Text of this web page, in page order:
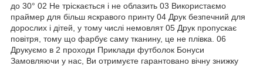
до 30° 02 Не тріскається і не облазить 03 Використаємо
праймер для більш яскравого принту 04 Друк безпечний для
дорослих і дітей, у тому числі немовлят 05 Друк пропускає
повітря, тому що фарбує саму тканину, це не плівка. 06
Друкуємо в 2 проходи Приклади футболок Бонуси
Замовляючи у нас, Ви отримуєте гарантовано вічну знижку